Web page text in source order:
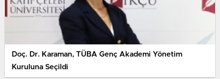
Doç. Dr. Karaman, TÜBA Genç Akademi Yönetim
Kuruluna Seçildi